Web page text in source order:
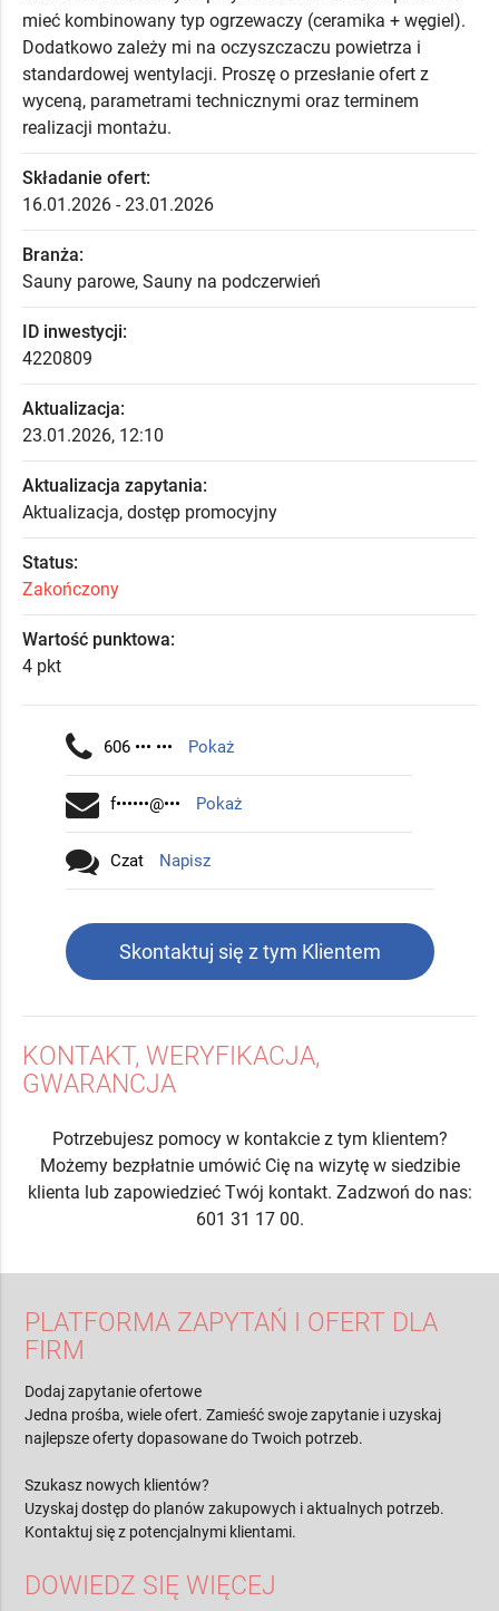
mieć kombinowany typ ogrzewaczy (ceramika + węgiel).
Dodatkowo zależy mi na oczyszczaczu powietrza i
standardowej wentylacji. Proszę o przesłanie ofert z
wyceną, parametrami technicznymi oraz terminem
realizacji montażu.
Składanie ofert:
16.01.2026 - 23.01.2026
Branża:
Sauny parowe, Sauny na podczerwień
ID inwestycji:
4220809
Aktualizacja:
23.01.2026, 12:10
Aktualizacja zapytania:
Aktualizacja, dostęp promocyjny
Status:
Zakończony
Wartość punktowa:
4 pkt
606 ••• ••• Pokaż
f••••••@••• Pokaż
Czat Napisz
Skontaktuj się z tym Klientem
KONTAKT, WERYFIKACJA,
GWARANCJA
Potrzebujesz pomocy w kontakcie z tym klientem?
Możemy bezpłatnie umówić Cię na wizytę w siedzibie
klienta lub zapowiedzieć Twój kontakt. Zadzwoń do nas:
601 31 17 00.
PLATFORMA ZAPYTAŃ I OFERT DLA
FIRM
Dodaj zapytanie ofertowe
Jedna prośba, wiele ofert. Zamieść swoje zapytanie i uzyskaj
najlepsze oferty dopasowane do Twoich potrzeb.
Szukasz nowych klientów?
Uzyskaj dostęp do planów zakupowych i aktualnych potrzeb.
Kontaktuj się z potencjalnymi klientami.
DOWIEDZ SIĘ WIĘCEJ